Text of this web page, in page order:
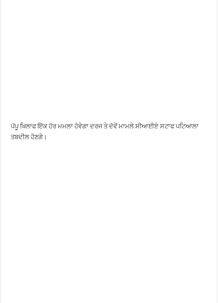
ਪੱਪੂ ਖਿਲਾਫ ਇੱਕ ਹੋਰ ਮਮਲਾ ਹੋਵੇਗਾ ਦਰਜ ਤੇ ਦੋਵੇਂ ਮਾਮਲੇ ਸੀਆਈਏ ਸਟਾਫ ਪਟਿਆਲਾ
ਤਬਦੀਲ ਹੋਣਗੇ।